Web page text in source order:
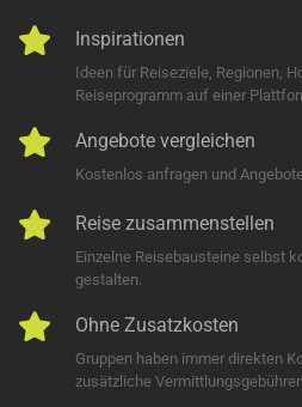
Inspirationen
Ideen für Reiseziele, Regionen,
Reiseprogramm auf einer
Angebote vergleichen
Kostenlos anfragen und
Reise zusammenstellen
Einzelne Reisebausteine selbst
gestalten.
Ohne Zusatzkosten
Gruppen haben immer direkten
zusätzliche